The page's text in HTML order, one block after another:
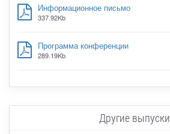
Информационное письмо
337.92Kb
Программа конференции
289.19Kb
Другие выпуски